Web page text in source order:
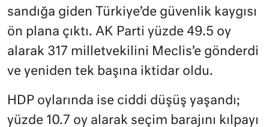
sandığa giden Türkiye’de güvenlik kaygısı
ön plana çıktı. AK Parti yüzde 49.5 oy
alarak 317 milletvekilini Meclis’e gönderdi
ve yeniden tek başına iktidar oldu.
HDP oylarında ise ciddi düşüş yaşandı;
yüzde 10.7 oy alarak seçim barajını kılpayı